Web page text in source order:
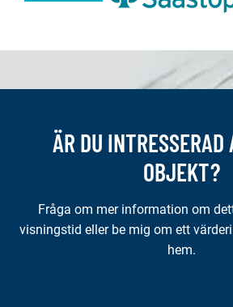
ÄR DU INTRESSERAD
OBJEKT?
Fråga om mer information om
visningstid eller be mig om ett
hem.